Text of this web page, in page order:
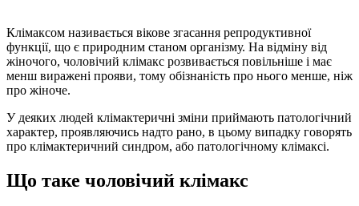
Клімаксом називається вікове згасання репродуктивної
функції, що є природним станом організму. На відміну від
жіночого, чоловічий клімакс розвивається повільніше і має
менш виражені прояви, тому обізнаність про нього менше, ніж
про жіноче.
У деяких людей клімактеричні зміни приймають патологічний
характер, проявляючись надто рано, в цьому випадку говорять
про клімактеричний синдром, або патологічному клімаксі.
Що таке чоловічий клімакс